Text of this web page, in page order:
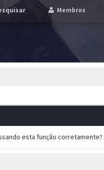
Membros
esta função